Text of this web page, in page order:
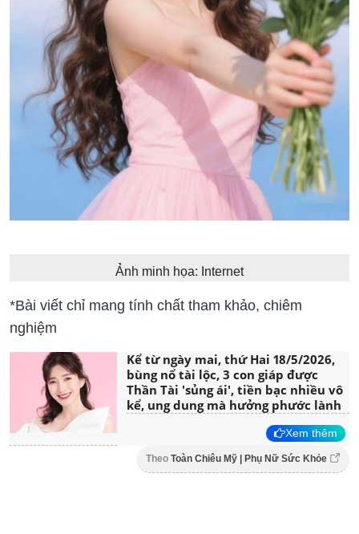
Ảnh minh họa: Internet
*Bài viết chỉ mang tính chất tham khảo, chiêm
nghiệm
Kể từ ngày mai, thứ Hai 18/5/2026,
bùng nổ tài lộc, 3 con giáp được
Thần Tài 'sủng ái', tiền bạc nhiều vô
kể, ung dung mà hưởng phước lành
Xem thêm
Theo Toàn Chiêu Mỹ | Phụ Nữ Sức Khỏe